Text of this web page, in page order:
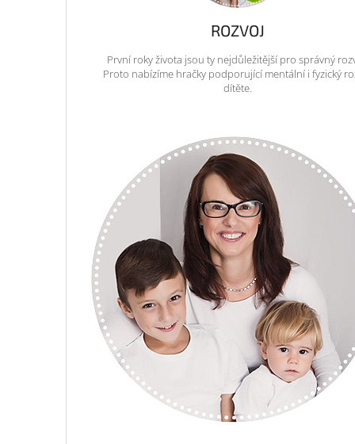
ROZVOJ
První roky života jsou ty nejdůležitější pro správný
Proto nabízíme hračky podporující mentální i fyzický
dítěte.